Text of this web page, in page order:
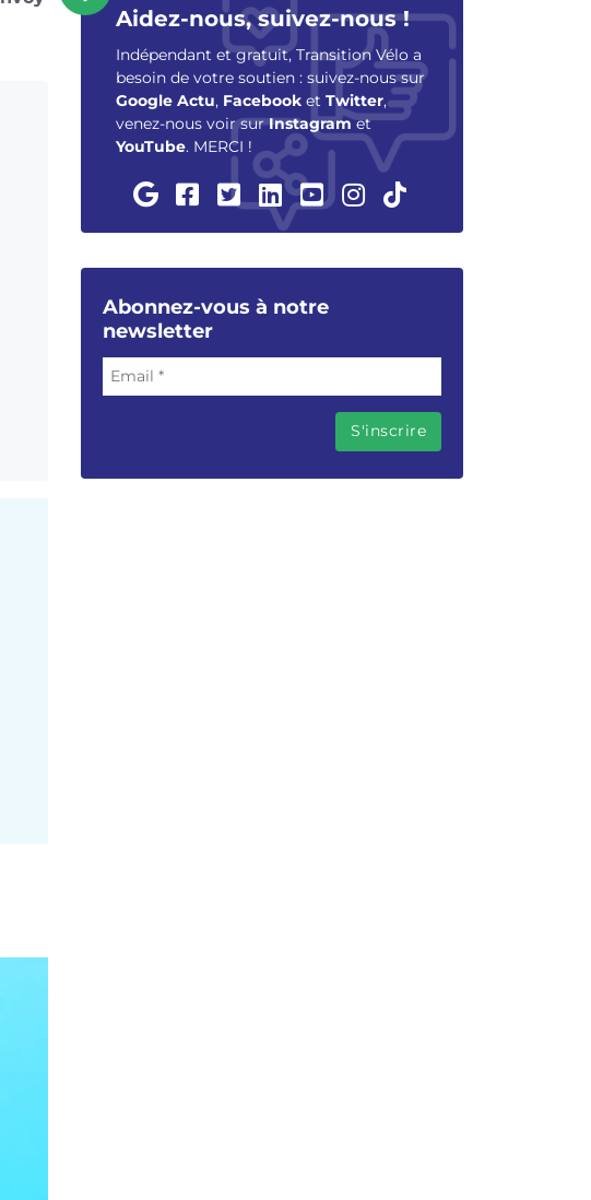
Aidez-nous, suivez-nous !
Indépendant et gratuit, Transition Vélo a
besoin de votre soutien : suivez-nous sur
Google Actu, Facebook et Twitter,
venez-nous voir surInstagramet
YouTube. MERCI !
Abonnez-vous à notre
newsletter